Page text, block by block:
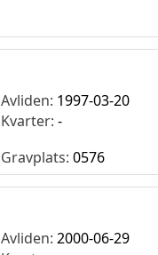
Avliden: 1997-03-20
Kvarter:-
Gravplats:0576
Avliden:2000-06-29